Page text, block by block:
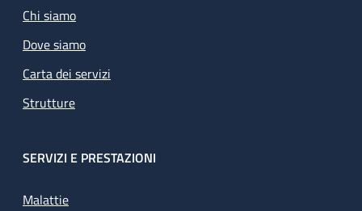
Chi siamo
Dove siamo
Carta dei servizi
Strutture
SERVIZI E PRESTAZIONI
Malattie